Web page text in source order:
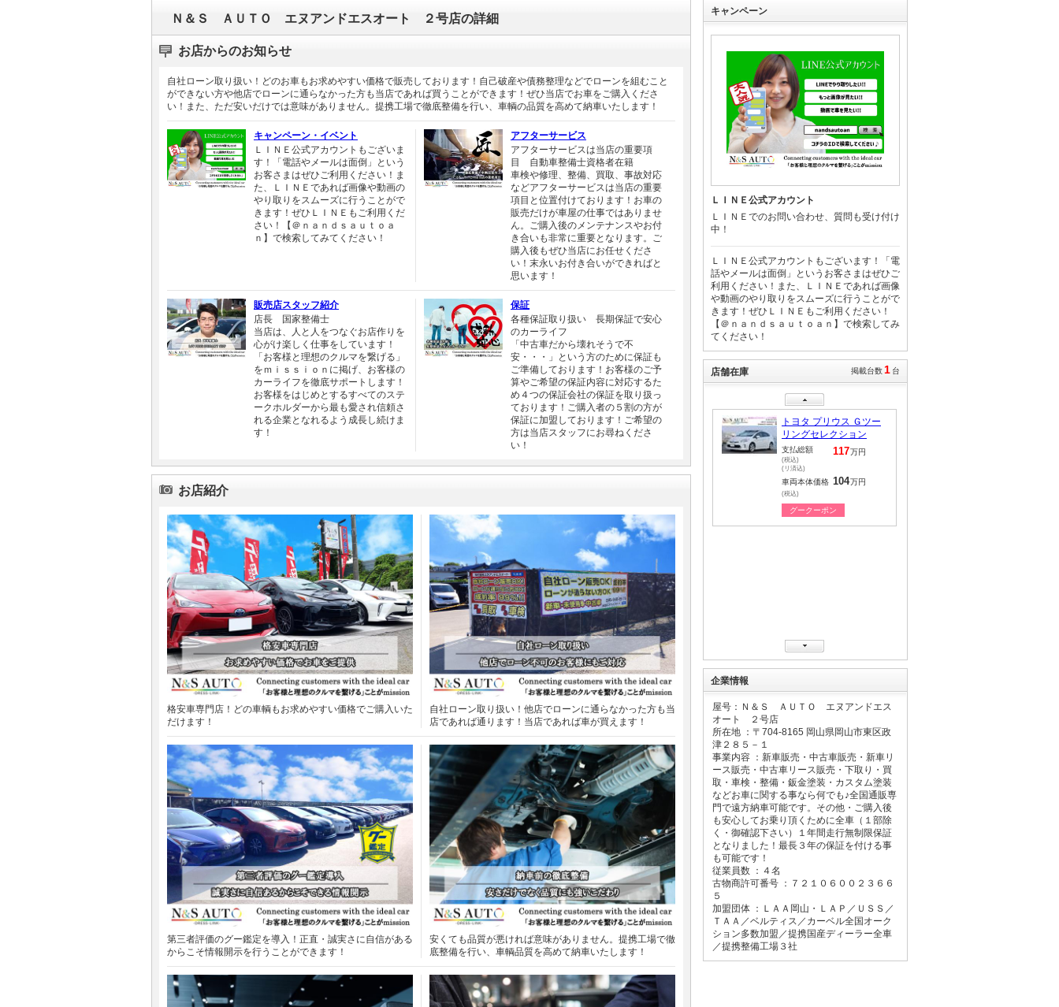
Ｎ＆Ｓ ＡＵＴＯ エヌアンドエスオート ２号店の詳細
お店からのお知らせ
自社ローン取り扱い！どのお車もお求めやすい価格で販売しております！自己破産や債務整理などでローンを組むこと
ができない方や他店でローンに通らなかった方も当店であれば買うことができます！ぜひ当店でお車をご購入くださ
い！また、ただ安いだけでは意味がありません。提携工場で徹底整備を行い、車輌の品質を高めて納車いたします！
キャンペーン・イベント
ＬＩＮＥ公式アカウントもございま
す！「電話やメールは面倒」という
お客さまはぜひご利用ください！ま
た、ＬＩＮＥであれば画像や動画の
やり取りをスムーズに行うことがで
きます！ぜひＬＩＮＥもご利用くだ
さい！【＠ｎａｎｄｓａｕｔｏａ
ｎ】で検索してみてください！
アフターサービス
アフターサービスは当店の重要項
目 自動車整備士資格者在籍
車検や修理、整備、買取、事故対応
などアフターサービスは当店の重要
項目と位置付けております！お車の
販売だけが車屋の仕事ではありませ
ん。ご購入後のメンテナンスやお付
き合いも非常に重要となります。ご
購入後もぜひ当店にお任せくださ
い！末永いお付き合いができればと
思います！
販売店スタッフ紹介
店長 国家整備士
当店は、人と人をつなぐお店作りを
心がけ楽しく仕事をしています！
「お客様と理想のクルマを繋げる」
をｍｉｓｓｉｏｎに掲げ、お客様の
カーライフを徹底サポートします！
お客様をはじめとするすべてのステ
ークホルダーから最も愛され信頼さ
れる企業となれるよう成長し続けま
す！
保証
各種保証取り扱い 長期保証で安心
のカーライフ
「中古車だから壊れそうで不
安・・・」という方のために保証も
ご準備しております！お客様のご予
算やご希望の保証内容に対応するた
め４つの保証会社の保証を取り扱っ
ております！ご購入者の５割の方が
保証に加盟しております！ご希望の
方は当店スタッフにお尋ねくださ
い！
お店紹介
格安車専門店！どの車輌もお求めやすい価格でご購入いた
だけます！
自社ローン取り扱い！他店でローンに通らなかった方も当
店であれば通ります！当店であれば車が買えます！
第三者評価のグー鑑定を導入！正直・誠実さに自信がある
からこそ情報開示を行うことができます！
安くても品質が悪ければ意味がありません。提携工場で徹
底整備を行い、車輌品質を高めて納車いたします！
キャンペーン
ＬＩＮＥ公式アカウント
ＬＩＮＥでのお問い合わせ、質問も受け付け
中！
ＬＩＮＥ公式アカウントもございます！「電
話やメールは面倒」というお客さまはぜひご
利用ください！また、ＬＩＮＥであれば画像
や動画のやり取りをスムーズに行うことがで
きます！ぜひＬＩＮＥもご利用ください！
【＠ｎａｎｄｓａｕｔｏａｎ】で検索してみ
てください！
店舗在庫 掲載台数1 台
トヨタ プリウス Ｇツー
リングセレクション
支払総額
(税込)
(リ済込)
117万円
車両本体価格
(税込)
104万円
グークーポン
企業情報
屋号：Ｎ＆Ｓ ＡＵＴＯ エヌアンドエス
オート ２号店
所在地 ：〒 704-8165 岡山県岡山市東区政
津２８５－１
事業内容 ：新車販売・中古車販売・新車リ
ース販売・中古車リース販売・下取り・買
取・車検・整備・鈑金塗装・カスタム塗装
などお車に関する事なら何でも♪全国通販専
門で遠方納車可能です。その他・ご購入後
も安心してお乗り頂くために全車（１部除
く・御確認下さい）１年間走行無制限保証
となりました！最長３年の保証を付ける事
も可能です！
従業員数 ：４名
古物商許可番号 ：７２１０６００２３６６
５
加盟団体 ：ＬＡＡ岡山・ＬＡＰ／ＵＳＳ／
ＴＡＡ／ベルティス／カーベル全国オーク
ション多数加盟／提携国産ディーラー全車
／提携整備工場３社